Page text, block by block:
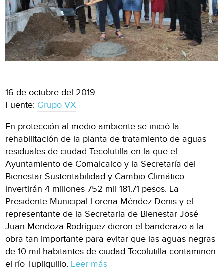
16 de octubre del 2019
Fuente: Grupo VX
En protección al medio ambiente se inició la
rehabilitación de la planta de tratamiento de aguas
residuales de ciudad Tecolutilla en la que el
Ayuntamiento de Comalcalco y la Secretaría del
Bienestar Sustentabilidad y Cambio Climático
invertirán 4 millones 752 mil 181.71 pesos. La
Presidente Municipal Lorena Méndez Denis y el
representante de la Secretaria de Bienestar José
Juan Mendoza Rodríguez dieron el banderazo a la
obra tan importante para evitar que las aguas negras
de 10 mil habitantes de ciudad Tecolutilla contaminen
el río Tupilquillo. Leer más